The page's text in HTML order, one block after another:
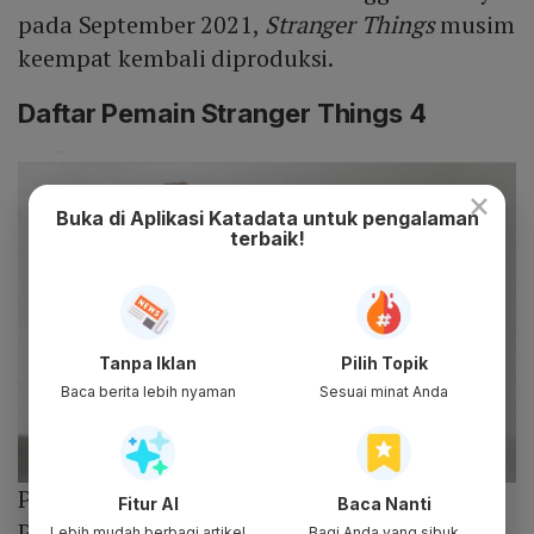
pada September 2021, Stranger Thingsmusim
keempat kembali diproduksi.
Daftar Pemain Stranger Things 4
Photo :
@strangerthingstv/Instagram
×
Buka di Aplikasi Katadata untuk pengalaman
terbaik!
Tanpa Iklan
Baca berita lebih nyaman
Pilih Topik
Sesuai minat Anda
Fitur AI Baca Nanti